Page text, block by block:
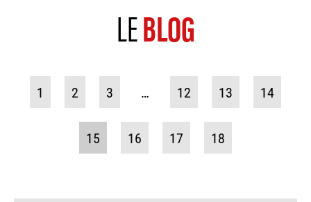
LEBLOG
1 2 3 … 12 13 14
15 16 17 18